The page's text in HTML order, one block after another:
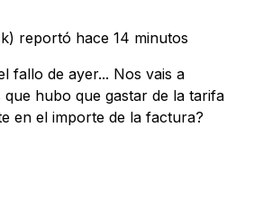
reportó hace 14 minutos
fallo de ayer... Nos vais a
hubo que gastar de la tarifa
en el importe de la factura?